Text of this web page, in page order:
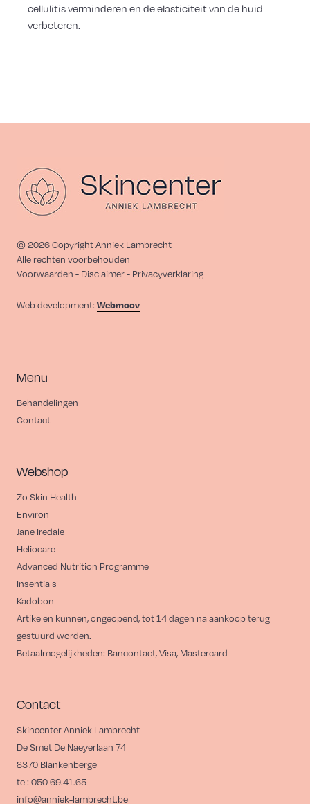
cellulitis verminderen en de elasticiteit van de huid
verbeteren.
©2026Copyright Anniek Lambrecht
Alle rechten voorbehouden
Voorwaarden - Disclaimer - Privacyverklaring
Web development: Webmoov
Menu
Behandelingen
Contact
Webshop
Zo Skin Health
Environ
Jane Iredale
Heliocare
Advanced Nutrition Programme
Insentials
Kadobon
Artikelen kunnen, ongeopend, tot 14 dagen na aankoop terug
gestuurd worden.
Betaalmogelijkheden: Bancontact, Visa, Mastercard
Contact
Skincenter Anniek Lambrecht
De Smet De Naeyerlaan 74
8370 Blankenberge
tel: 050 69.41.65
info@anniek-lambrecht.be